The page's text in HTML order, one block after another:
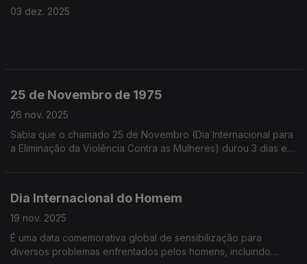
03 dez. 2025
25 de Novembro de 1975
26 nov. 2025
Sabia que o chamado 25 de Novembro (Dia Internacional para
a Eliminação da Violência Contra as Mulheres) durou 3 dias e
Dia Internacional do Homem
19 nov. 2025
É uma data comemorativa global de sensibilização para
diversos problemas enfrentados pelos homens, incluindo